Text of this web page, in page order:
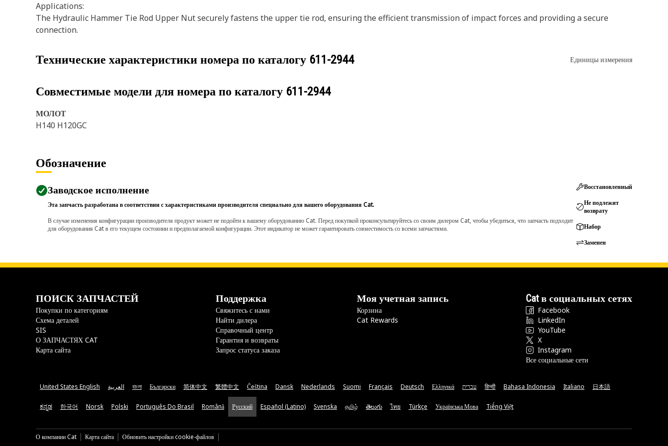
Applications:
The Hydraulic Hammer Tie Rod Upper Nut securely fastens the upper tie rod, ensuring the efficient transmission of impact forces and providing a secure
connection.
Технические характеристики номера по каталогу 611-2944 Единицы измерения
Совместимые модели для номера по каталогу 611-2944
МОЛОТ
H140 H120GC
Обозначение
Заводское исполнение
Эта запчасть разработана в соответствии с характеристиками производителя специально для вашего оборудования Cat.
В случае изменения конфигурации производителя продукт может не подойти к вашему оборудованию Cat. Перед покупкой проконсультируйтесь со своим дилером Cat, чтобы убедиться, что запчасть подходит
для оборудования Cat в его текущем состоянии и предполагаемой конфигурации. Этот индикатор не может гарантировать совместимость со всеми запчастями.
Восстановленный
Не подлежит
возврату
Набор
Заменен
ПОИСК ЗАПЧАСТЕЙ
Покупки по категориям
Схема деталей
SIS
О ЗАПЧАСТЯХ CAT
Карта сайта
Поддержка
Свяжитесь с нами
Найти дилера
Справочный центр
Гарантия и возвраты
Запрос статуса заказа
Моя учетная запись
Корзина
Cat Rewards
Cat в социальных сетях
Facebook
LinkedIn
YouTube
X
Instagram
Все социальные сети
United States English العربية বাংলা Български 简体中文 繁體中文 Čeština Dansk Nederlands Suomi Français Deutsch Ελληνικά עברית हिन्दी Bahasa Indonesia Italiano 日本語
ಕನ್ನಡ 한국어 Norsk Polski Português Do Brasil Română Русский Español (Latino) Svenska தமிழ் తెలుగు ไทย Türkçe Українська Мова Tiếng Việt
О компании Cat Карта сайта Обновить настройки cookie-файлов